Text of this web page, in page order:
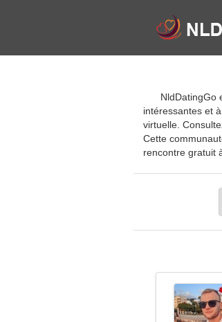
NldDatingGo
intéressantes et
virtuelle.
Cette
rencontre gratuit